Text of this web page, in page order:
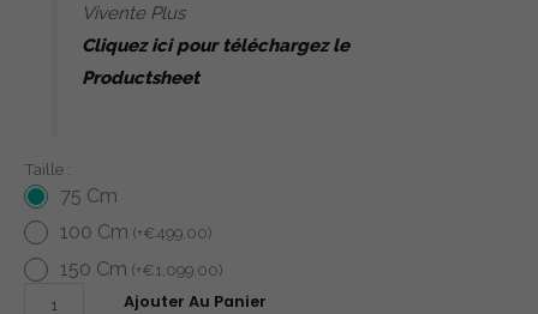
Vivente Plus
Cliquez ici pour téléchargez le
Productsheet
Taille :
75 Cm
100 Cm (+€499.00)
150 Cm (+€1,099.00)
Ajouter Au Panier